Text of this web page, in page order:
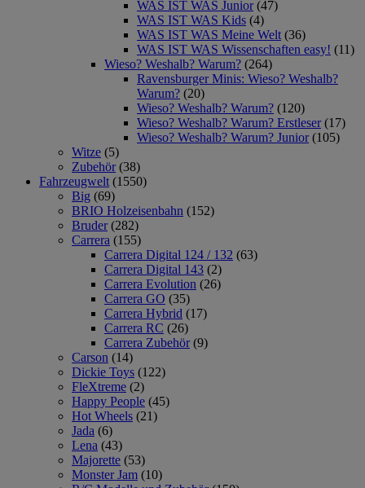
WAS IST WAS Junior (47)
WAS IST WAS Kids (4)
WAS IST WAS Meine Welt (36)
WAS IST WAS Wissenschaften easy! (11)
Wieso? Weshalb? Warum? (264)
Ravensburger Minis: Wieso? Weshalb?
Warum? (20)
Wieso? Weshalb? Warum? (120)
Wieso? Weshalb? Warum? Erstleser (17)
Wieso? Weshalb? Warum? Junior (105)
Witze (5)
Zubehör (38)
Fahrzeugwelt (1550)
Big (69)
BRIO Holzeisenbahn (152)
Bruder (282)
Carrera (155)
Carrera Digital 124 / 132 (63)
Carrera Digital 143 (2)
Carrera Evolution (26)
Carrera GO (35)
Carrera Hybrid (17)
Carrera RC (26)
Carrera Zubehör (9)
Carson (14)
Dickie Toys (122)
FleXtreme (2)
Happy People (45)
Hot Wheels (21)
Jada (6)
Lena (43)
Majorette (53)
Monster Jam (10)